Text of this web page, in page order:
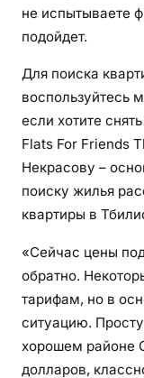
не испытываете
подойдет.
Для поиска
воспользуйтесь
если хотите
Flats For Friends
Некрасову –
поиску жилья
квартиры в
«Сейчас цены
обратно.
тарифам, но в
ситуацию.
хорошем районе
долларов,